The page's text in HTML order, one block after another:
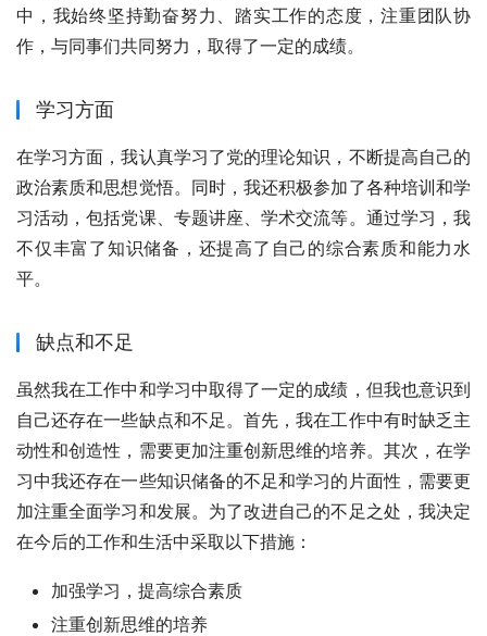
中，我始终坚持勤奋努力、踏实工作的态度，注重团队协
作，与同事们共同努力，取得了一定的成绩。
学习方面
在学习方面，我认真学习了党的理论知识，不断提高自己的
政治素质和思想觉悟。同时，我还积极参加了各种培训和学
习活动，包括党课、专题讲座、学术交流等。通过学习，我
不仅丰富了知识储备，还提高了自己的综合素质和能力水
平。
缺点和不足
虽然我在工作中和学习中取得了一定的成绩，但我也意识到
自己还存在一些缺点和不足。首先，我在工作中有时缺乏主
动性和创造性，需要更加注重创新思维的培养。其次，在学
习中我还存在一些知识储备的不足和学习的片面性，需要更
加注重全面学习和发展。为了改进自己的不足之处，我决定
在今后的工作和生活中采取以下措施：
加强学习，提高综合素质
注重创新思维的培养